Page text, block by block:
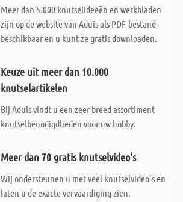
Meer dan 5.000 knutselideeën en werkbladen
zijn op de website van Aduis als PDF-bestand
beschikbaar en u kunt ze gratis downloaden.
Keuze uit meer dan 10.000
knutselartikelen
Bij Aduis vindt u een zeer breed assortiment
knutselbenodigdheden voor uw hobby.
Meer dan 70 gratis knutselvideo's
Wij ondersteunen u met veel knutselvideo's en
laten u de exacte vervaardiging zien.